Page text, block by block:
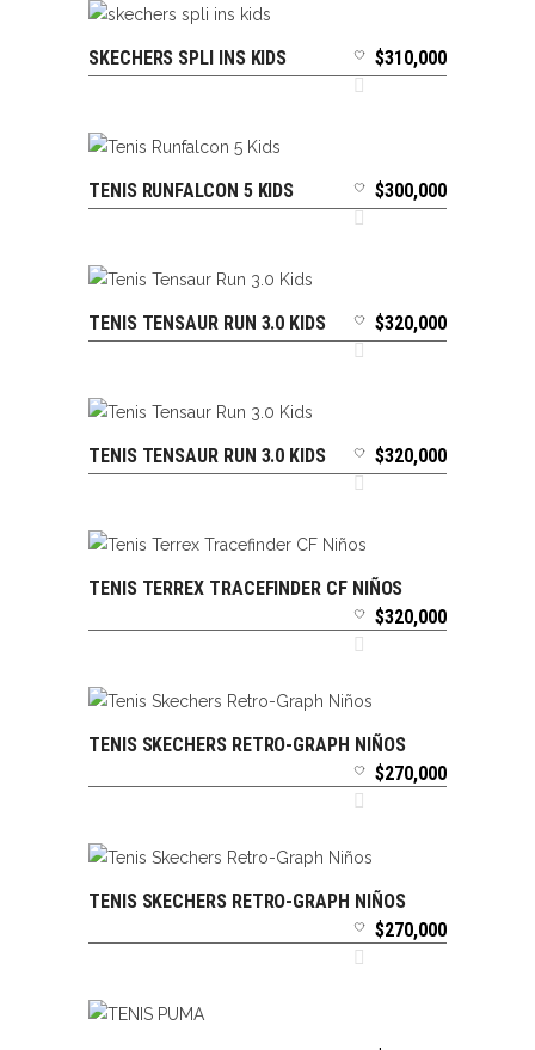
SELECCIONAR OPCIONES
SKECHERS SPLI INS KIDS $310,000
SELECCIONAR OPCIONES
TENIS RUNFALCON 5 KIDS $300,000
SELECCIONAR OPCIONES
TENIS TENSAUR RUN 3.0 KIDS $320,000
SELECCIONAR OPCIONES
TENIS TENSAUR RUN 3.0 KIDS $320,000
SELECCIONAR OPCIONES
TENIS TERREX TRACEFINDER CF NIÑOS
$320,000
SELECCIONAR OPCIONES
TENIS SKECHERS RETRO-GRAPH NIÑOS
$270,000
SELECCIONAR OPCIONES
TENIS SKECHERS RETRO-GRAPH NIÑOS
$270,000